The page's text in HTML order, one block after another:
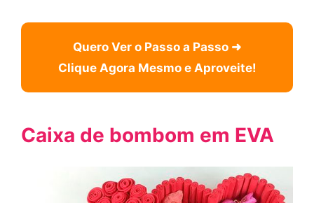
Quero Ver o Passo a Passo ➜
Clique Agora Mesmo e Aproveite!
Caixa de bombom em EVA